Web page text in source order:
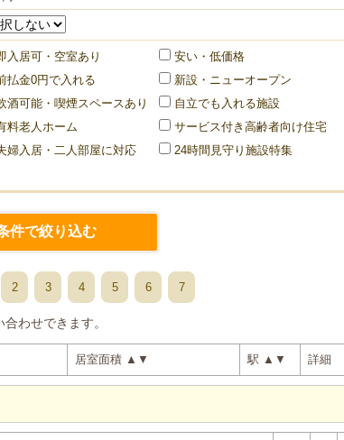
入居可・空室あり
安い・低価格
払金0円で入れる
新設・ニューオープン
酒可能・喫煙スペースあり
自立でも入れる施設
料老人ホーム
サービス付き高齢者向け住宅
婦入居・二人部屋に対応
24時間見守り施設特集
2 3 4 5 6 7
わせできます。
居室面積 ▲ ▼ 駅 ▲ ▼ 詳細